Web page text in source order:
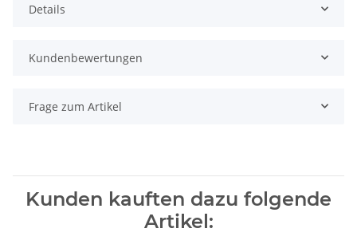
Details
Kundenbewertungen
Frage zum Artikel
Kunden kauften dazu folgende
Artikel: